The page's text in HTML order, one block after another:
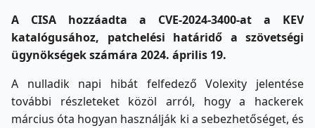
A CISA hozzáadta a CVE-2024-3400-at a KEV
katalógusához, patchelési határidő a szövetségi
ügynökségek számára 2024. április 19.
A nulladik napi hibát felfedező Volexity jelentése
további részleteket közöl arról, hogy a hackerek
március óta hogyan használják ki a sebezhetőséget, és